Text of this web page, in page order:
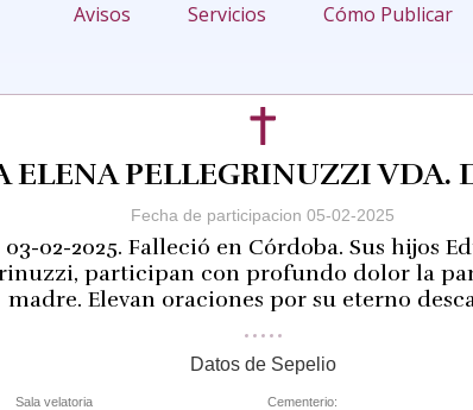
Avisos Servicios Cómo Publicar
ELENA PELLEGRINUZZI VDA.
Fecha de participacion 05-02-2025
02-2025. Falleció en Córdoba. Sus hijos
participan con profundo dolor la
madre. Elevan oraciones por su eterno
Datos de Sepelio
Sala velatoria Cementerio: